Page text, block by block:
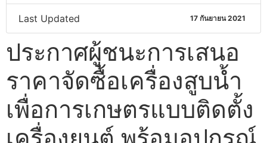
Last Updated 17 กันยายน 2021
ประกาศผู้ชนะการเสนอ
ราคาจัดซื้อเครื่องสูบน้ำ
เพื่อการเกษตรแบบติดตั้ง